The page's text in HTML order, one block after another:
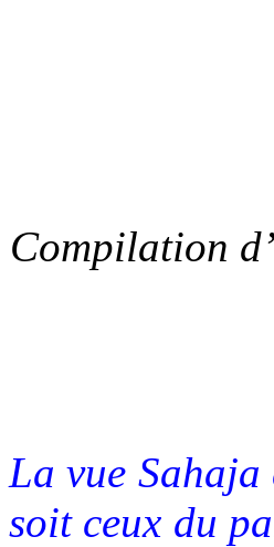
Compilation
La vue Sahaja
soit ceux du